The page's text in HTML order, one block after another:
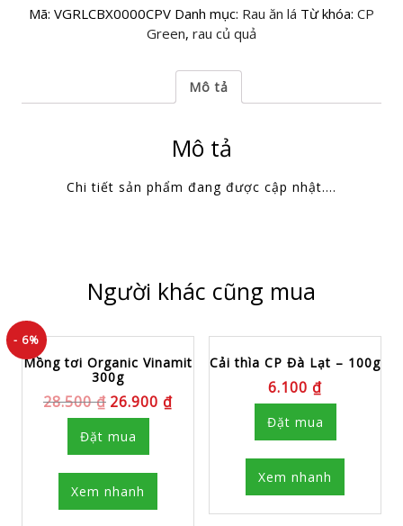
Mã: VGRLCBX0000CPV Danh mục: Rau ăn lá Từ khóa: CP
Green, rau củ quả
Mô tả
Mô tả
Chi tiết sản phẩm đang được cập nhật….
Người khác cũng mua
- 6%
Mồng tơi Organic Vinamit
300g
28.500₫ 26.900 ₫
Đặt mua
Xem nhanh
Cải thìa CP Đà Lạt – 100g
6.100 ₫
Đặt mua
Xem nhanh